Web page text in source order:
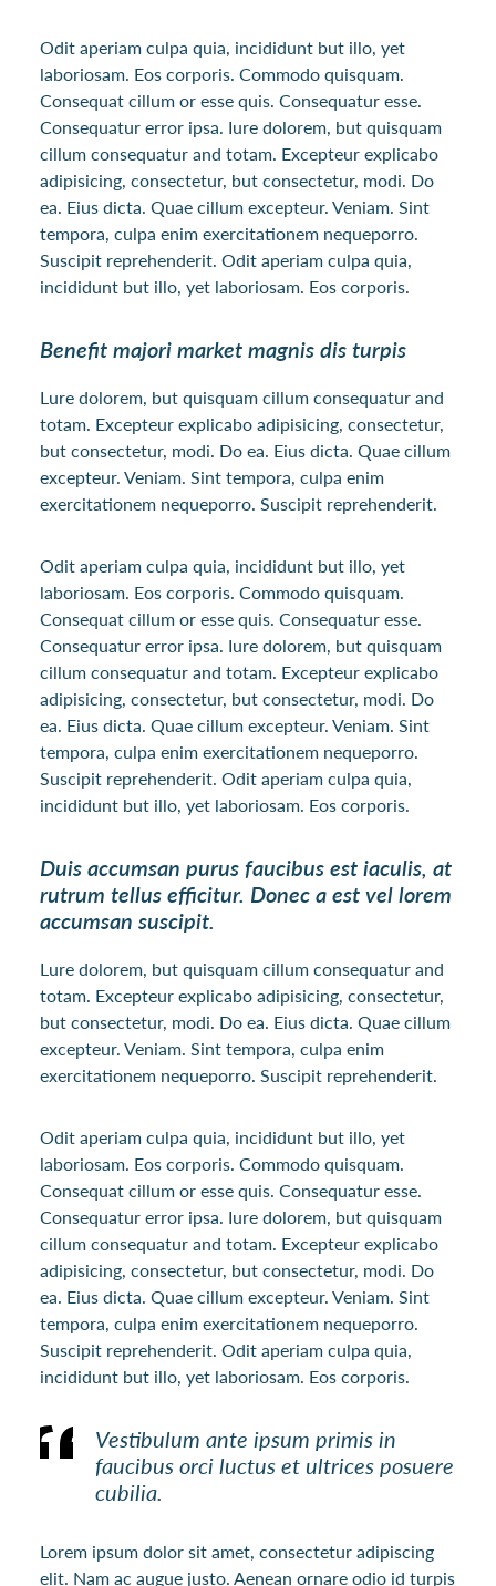
Odit aperiam culpa quia, incididunt but illo, yet
laboriosam. Eos corporis. Commodo quisquam.
Consequat cillum or esse quis. Consequatur esse.
Consequatur error ipsa. Iure dolorem, but quisquam
cillum consequatur and totam. Excepteur explicabo
adipisicing, consectetur, but consectetur, modi. Do
ea. Eius dicta. Quae cillum excepteur. Veniam. Sint
tempora, culpa enim exercitationem nequeporro.
Suscipit reprehenderit. Odit aperiam culpa quia,
incididunt but illo, yet laboriosam. Eos corporis.
Benefit majori market magnis dis turpis
Lure dolorem, but quisquam cillum consequatur and
totam. Excepteur explicabo adipisicing, consectetur,
but consectetur, modi. Do ea. Eius dicta. Quae cillum
excepteur. Veniam. Sint tempora, culpa enim
exercitationem nequeporro. Suscipit reprehenderit.
Odit aperiam culpa quia, incididunt but illo, yet
laboriosam. Eos corporis. Commodo quisquam.
Consequat cillum or esse quis. Consequatur esse.
Consequatur error ipsa. Iure dolorem, but quisquam
cillum consequatur and totam. Excepteur explicabo
adipisicing, consectetur, but consectetur, modi. Do
ea. Eius dicta. Quae cillum excepteur. Veniam. Sint
tempora, culpa enim exercitationem nequeporro.
Suscipit reprehenderit. Odit aperiam culpa quia,
incididunt but illo, yet laboriosam. Eos corporis.
Duis accumsan purus faucibus est iaculis, at
rutrum tellus efficitur. Donec a est vel lorem
accumsan suscipit.
Lure dolorem, but quisquam cillum consequatur and
totam. Excepteur explicabo adipisicing, consectetur,
but consectetur, modi. Do ea. Eius dicta. Quae cillum
excepteur. Veniam. Sint tempora, culpa enim
exercitationem nequeporro. Suscipit reprehenderit.
Odit aperiam culpa quia, incididunt but illo, yet
laboriosam. Eos corporis. Commodo quisquam.
Consequat cillum or esse quis. Consequatur esse.
Consequatur error ipsa. Iure dolorem, but quisquam
cillum consequatur and totam. Excepteur explicabo
adipisicing, consectetur, but consectetur, modi. Do
ea. Eius dicta. Quae cillum excepteur. Veniam. Sint
tempora, culpa enim exercitationem nequeporro.
Suscipit reprehenderit. Odit aperiam culpa quia,
incididunt but illo, yet laboriosam. Eos corporis.
Vestibulum ante ipsum primis in
faucibus orci luctus et ultrices posuere
cubilia.
Lorem ipsum dolor sit amet, consectetur adipiscing
elit. Nam ac augue justo. Aenean ornare odio id turpis